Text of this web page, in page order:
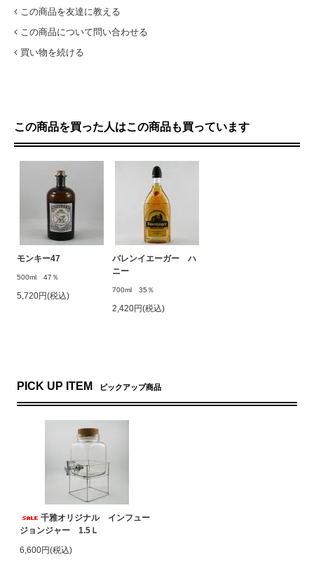
この商品を友達に教える
この商品について問い合わせる
買い物を続ける
この商品を買った人はこの商品も買っています
モンキー47
500ml 47％
5,720円(税込)
バレンイエーガー ハ
ニー
700ml 35％
2,420円(税込)
PICK UP ITEM ピックアップ商品
千雅オリジナル インフュー
ジョンジャー 1.5Ｌ
6,600円(税込)